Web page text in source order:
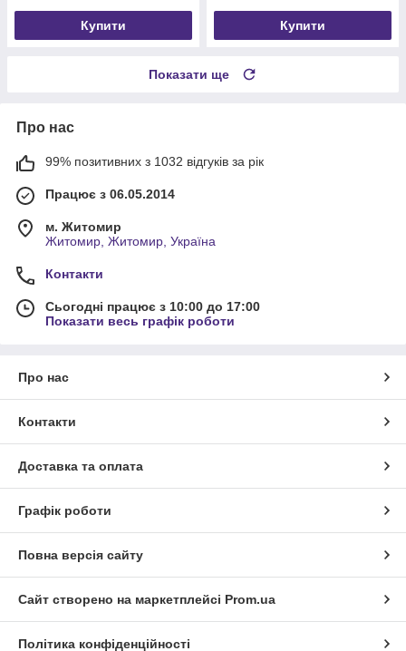
Купити Купити
Показати ще
Про нас
99% позитивних з 1032 відгуків за рік
Працює з 06.05.2014
м. Житомир
Житомир, Житомир, Україна
Контакти
Сьогодні працює з 10:00 до 17:00
Показати весь графік роботи
Про нас
Контакти
Доставка та оплата
Графік роботи
Повна версія сайту
Сайт створено на маркетплейсі Prom.ua
Політика конфіденційності